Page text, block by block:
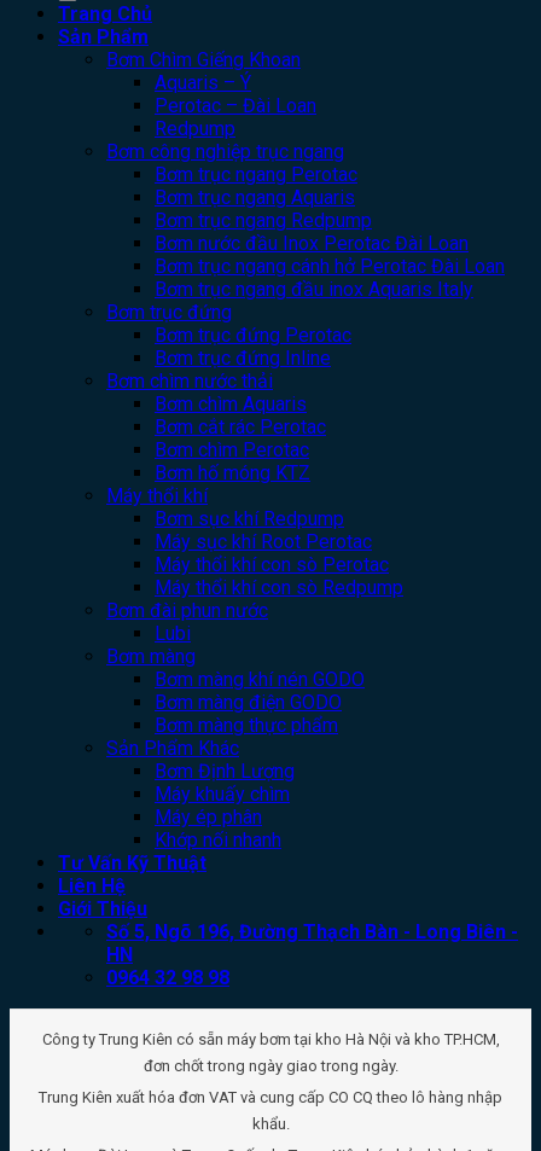
Trang Chủ
Sản Phẩm
Bơm Chìm Giếng Khoan
Aquaris – Ý
Perotac – Đài Loan
Redpump
Bơm công nghiệp trục ngang
Bơm trục ngang Perotac
Bơm trục ngang Aquaris
Bơm trục ngang Redpump
Bơm nước đầu Inox Perotac Đài Loan
Bơm trục ngang cánh hở Perotac Đài Loan
Bơm trục ngang đầu inox Aquaris Italy
Bơm trục đứng
Bơm trục đứng Perotac
Bơm trục đứng Inline
Bơm chìm nước thải
Bơm chìm Aquaris
Bơm cắt rác Perotac
Bơm chìm Perotac
Bơm hố móng KTZ
Máy thổi khí
Bơm sục khí Redpump
Máy sục khí Root Perotac
Máy thổi khí con sò Perotac
Máy thổi khí con sò Redpump
Bơm đài phun nước
Lubi
Bơm màng
Bơm màng khí nén GODO
Bơm màng điện GODO
Bơm màng thực phẩm
Sản Phẩm Khác
Bơm Định Lượng
Máy khuấy chìm
Máy ép phân
Khớp nối nhanh
Tư Vấn Kỹ Thuật
Liên Hệ
Giới Thiệu
Số 5, Ngõ 196, Đường Thạch Bàn - Long Biên -
HN
0964 32 98 98
Công ty Trung Kiên có sẵn máy bơm tại kho Hà Nội và kho TP.HCM,
đơn chốt trong ngày giao trong ngày.
Trung Kiên xuất hóa đơn VAT và cung cấp CO CQ theo lô hàng nhập
khẩu.